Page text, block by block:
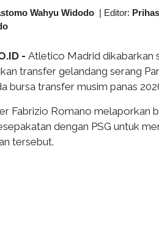
Wahyu Widodo | Editor:
- Atletico Madrid dikabarkan
transfer gelandang serang
bursa transfer musim panas
Fabrizio Romano melaporkan
dengan PSG untuk
tersebut.